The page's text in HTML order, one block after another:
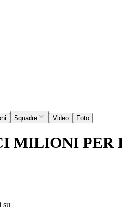
Squadre Video Foto
MILIONI PER
su